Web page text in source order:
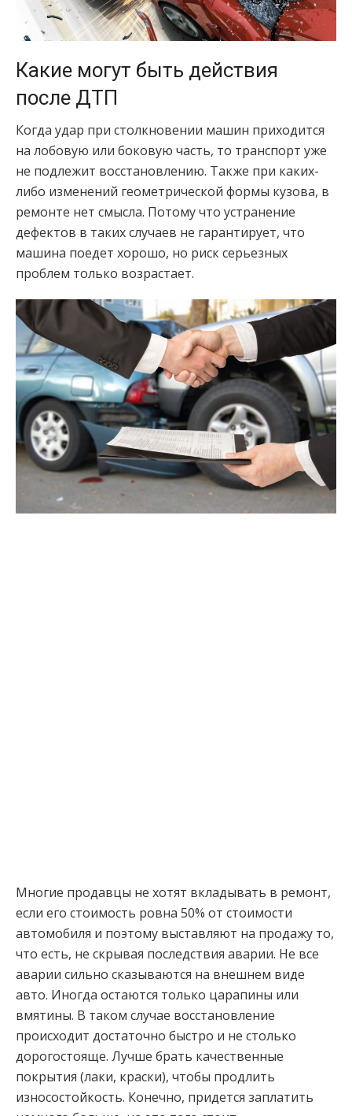
Какие могут быть действия
после ДТП
Когда удар при столкновении машин приходится
на лобовую или боковую часть, то транспорт уже
не подлежит восстановлению. Также при каких-
либо изменений геометрической формы кузова, в
ремонте нет смысла. Потому что устранение
дефектов в таких случаев не гарантирует, что
машина поедет хорошо, но риск серьезных
проблем только возрастает.
Многие продавцы не хотят вкладывать в ремонт,
если его стоимость ровна 50% от стоимости
автомобиля и поэтому выставляют на продажу то,
что есть, не скрывая последствия аварии. Не все
аварии сильно сказываются на внешнем виде
авто. Иногда остаются только царапины или
вмятины. В таком случае восстановление
происходит достаточно быстро и не столько
дорогостояще. Лучше брать качественные
покрытия (лаки, краски), чтобы продлить
износостойкость. Конечно, придется заплатить